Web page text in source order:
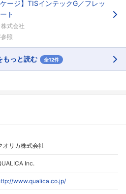
ージ】TISインテックG／フレッ
ト
式会社
照
もっと読む 全12件
オリカ株式会社
Inc.
www.qualica.co.jp/